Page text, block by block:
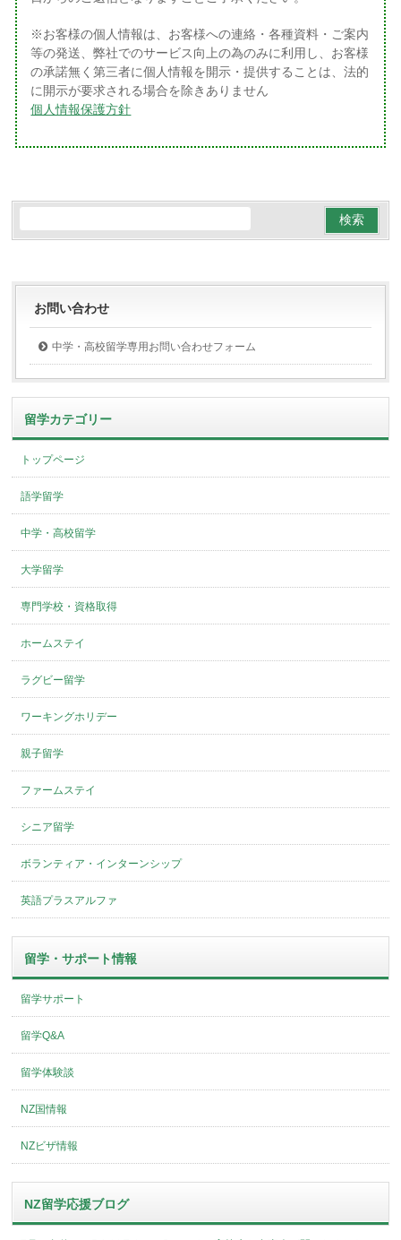
※お客様の個人情報は、お客様への連絡・各種資料・ご案内
等の発送、弊社でのサービス向上の為のみに利用し、お客様
の承諾無く第三者に個人情報を開示・提供することは、法的
に開示が要求される場合を除きありません
個人情報保護方針
お問い合わせ
中学・高校留学専用お問い合わせフォーム
留学カテゴリー
トップページ
語学留学
中学・高校留学
大学留学
専門学校・資格取得
ホームステイ
ラグビー留学
ワーキングホリデー
親子留学
ファームステイ
シニア留学
ボランティア・インターンシップ
英語プラスアルファ
留学・サポート情報
留学サポート
留学Q&A
留学体験談
NZ国情報
NZビザ情報
NZ留学応援ブログ